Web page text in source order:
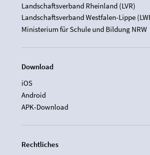
Landschaftsverband Rheinland (LVR)
Landschaftsverband Westfalen-Lippe
Ministerium für Schule und Bildung NRW
Download
iOS
Android
APK-Download
Rechtliches